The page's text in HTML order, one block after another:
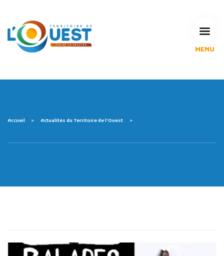
MENU
Accueil Actualités du Territoire de l'Ouest